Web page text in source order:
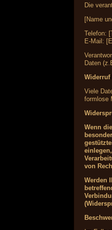
Die
[Name
Telefon:
E-Mail:
Daten
Viele
formlose
Wenn
von
Werden